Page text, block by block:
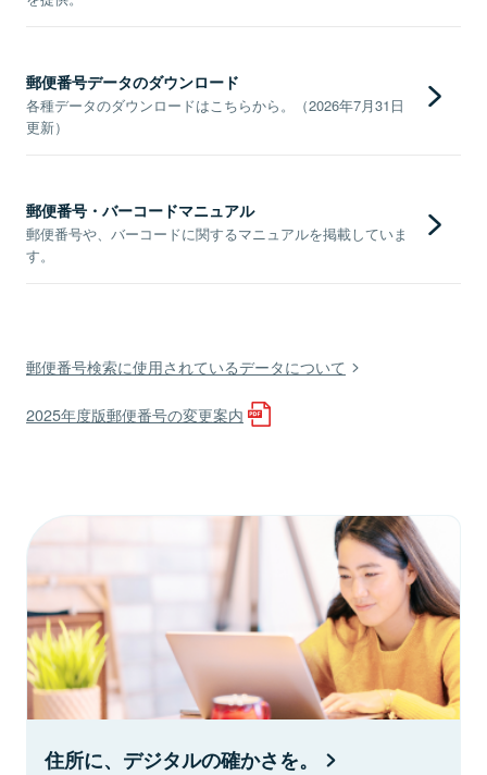
郵便番号データのダウンロード
各種データのダウンロードはこちらから。（2026年7月31日
更新）
郵便番号・バーコードマニュアル
郵便番号や、バーコードに関するマニュアルを掲載していま
す。
郵便番号検索に使用されているデータについて
2025年度版郵便番号の変更案内
住所に、デジタルの確かさを。